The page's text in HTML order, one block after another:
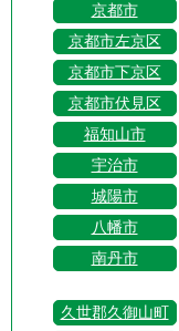
京都市
京都市左京区
京都市下京区
京都市伏見区
福知山市
宇治市
城陽市
八幡市
南丹市
久世郡久御山町